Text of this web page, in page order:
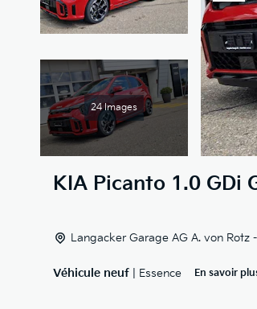
24 Images
KIA Picanto 1.0 GDi
Langacker Garage AG A. von Rotz
Véhicule neuf | Essence En savoir